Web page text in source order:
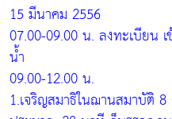
15 มีนาคม 2556
07.00-09.00 น. ลงทะเบียน
น้ำ
09.00-12.00 น.
1.เจริญสมาธิในฌานสมาบัติ